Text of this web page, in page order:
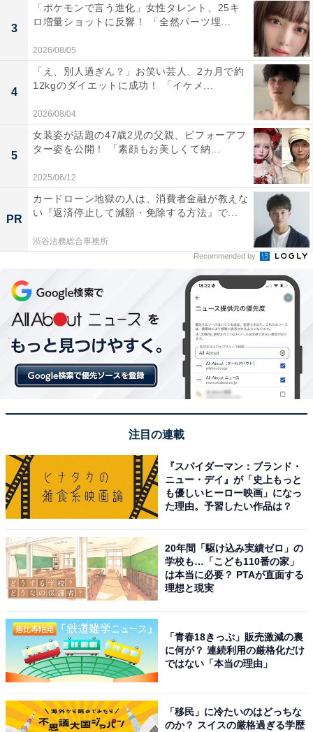
3
「ポケモンで言う進化」女性タレント、25キ
ロ増量ショットに反響！ 「全然パーツ埋...
2026/08/05
4
「え、別人過ぎん？」お笑い芸人、2カ月で約
12kgのダイエットに成功！ 「イケメ...
2026/08/04
5
女装姿が話題の47歳2児の父親、ビフォーアフ
ター姿を公開！ 「素顔もお美しくて納...
2025/06/12
PR
カードローン地獄の人は、消費者金融が教えな
い『返済停止して減額・免除する方法』で...
渋谷法務総合事務所
Recommended by
注目の連載
『スパイダーマン：ブランド・
ニュー・デイ』が「史上もっと
も優しいヒーロー映画」になっ
た理由。予習したい作品は？
20年間「駆け込み実績ゼロ」の
学校も…「こども110番の家」
は本当に必要？ PTAが直面する
理想と現実
「青春18きっぷ」販売激減の裏
に何が？ 連続利用の厳格化だけ
ではない「本当の理由」
「移民」に冷たいのはどっちな
のか？ スイスの厳格過ぎる学歴